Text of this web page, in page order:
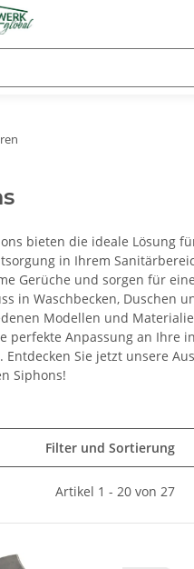
bieten die ideale Lösung
in Ihrem
Gerüche und sorgen für
in Waschbecken, Duschen
Modellen und
perfekte Anpassung an Ihre
Entdecken Sie jetzt unsere
Siphons!
Filter und Sortierung
Artikel 1 - 20 von 27